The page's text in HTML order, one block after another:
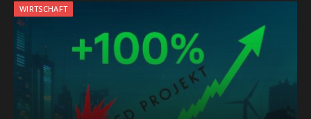
WIRTSCHAFT